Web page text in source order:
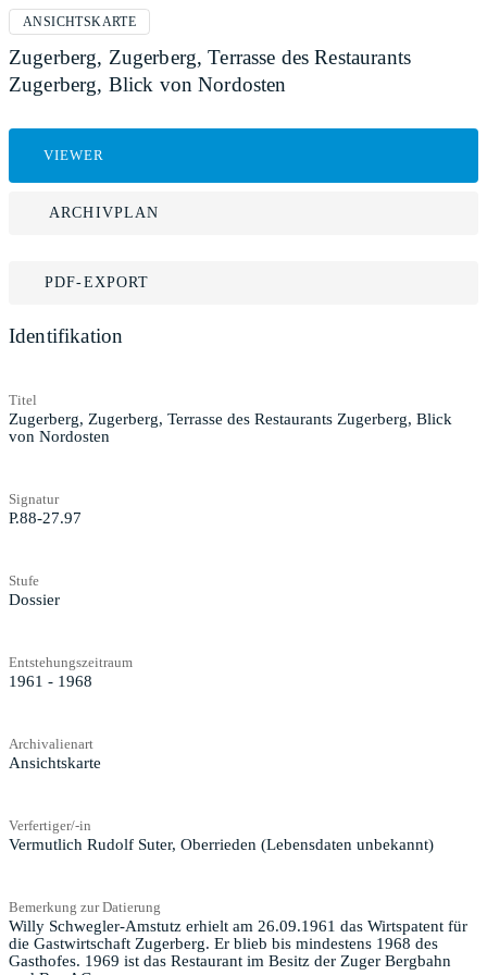
ANSICHTSKARTE
Zugerberg, Zugerberg, Terrasse des Restaurants
Zugerberg, Blick von Nordosten
VIEWER
ARCHIVPLAN
PDF-EXPORT
Identifikation
Titel
Zugerberg, Zugerberg, Terrasse des Restaurants Zugerberg, Blick
von Nordosten
Signatur
P.88-27.97
Stufe
Dossier
Entstehungszeitraum
1961 - 1968
Archivalienart
Ansichtskarte
Verfertiger/-in
Vermutlich Rudolf Suter, Oberrieden (Lebensdaten unbekannt)
Bemerkung zur Datierung
Willy Schwegler-Amstutz erhielt am 26.09.1961 das Wirtspatent für
die Gastwirtschaft Zugerberg. Er blieb bis mindestens 1968 des
Gasthofes. 1969 ist das Restaurant im Besitz der Zuger Bergbahn